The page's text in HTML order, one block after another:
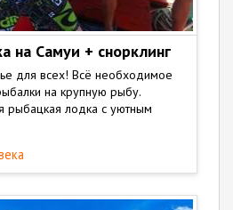
на Самуи + снорклинг
для всех! Всё необходимое
на крупную рыбу.
рыбацкая лодка с уютным